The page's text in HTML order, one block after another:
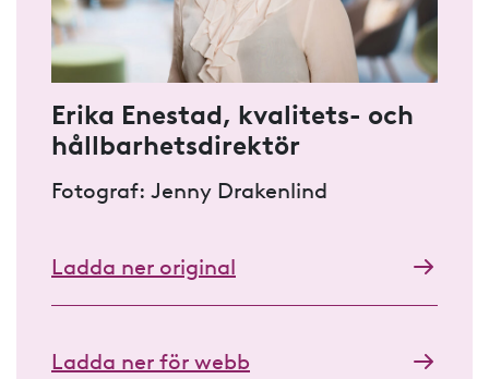
Erika Enestad, kvalitets- och
hållbarhetsdirektör
Fotograf: Jenny Drakenlind
Ladda ner original
Ladda ner för webb